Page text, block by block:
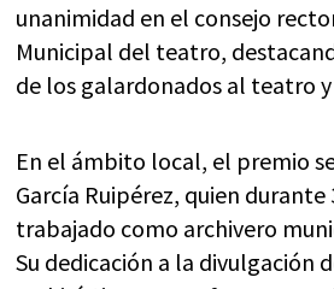
unanimidad en el consejo
Municipal del teatro,
de los galardonados al teatro
En el ámbito local, el premio
García Ruipérez, quien durante
trabajado como archivero
Su dedicación a la divulgación